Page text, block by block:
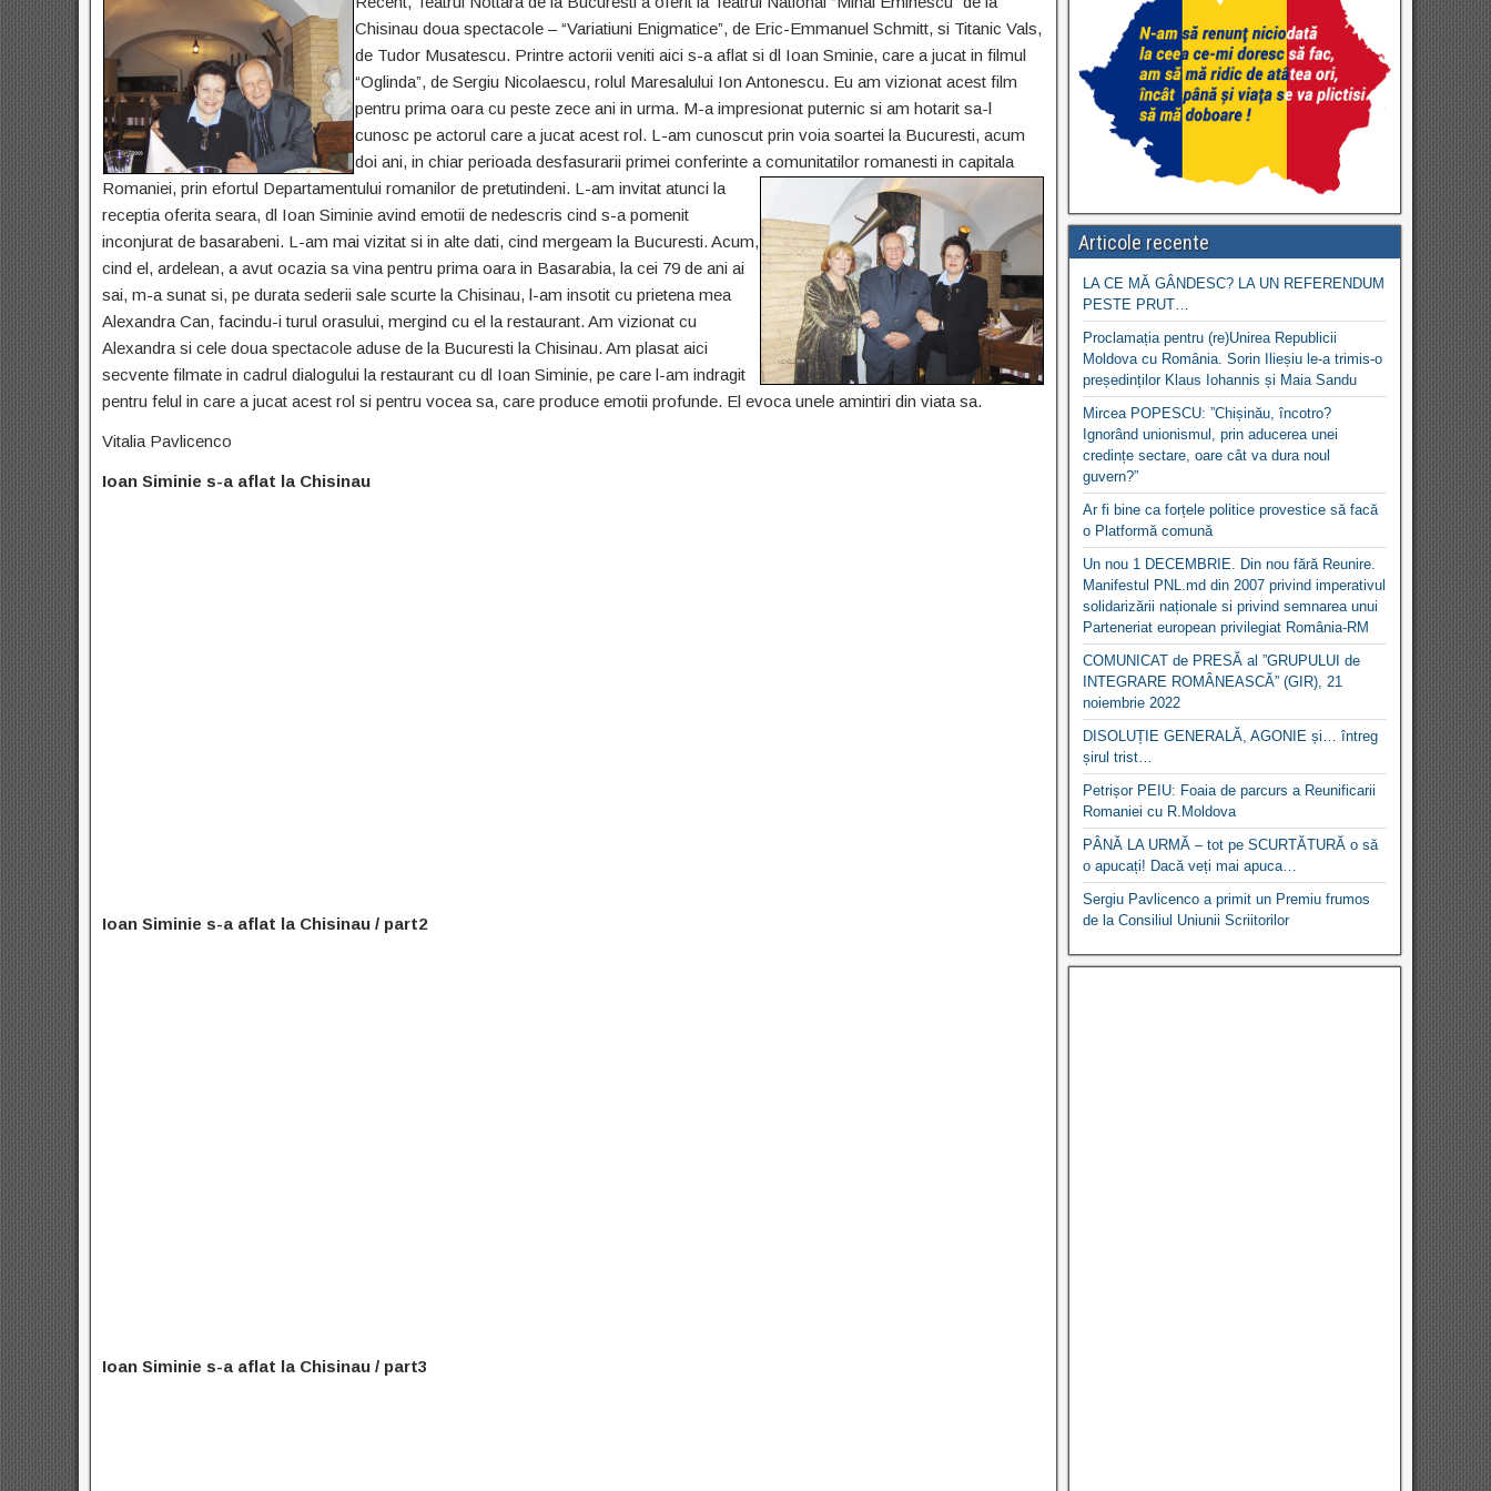
Chisinau doua spectacole – “Variatiuni Enigmatice”, de Eric-Emmanuel Schmitt, si Titanic Vals,
de Tudor Musatescu. Printre actorii veniti aici s-a aflat si dl Ioan Sminie, care a jucat in filmul
“Oglinda”, de Sergiu Nicolaescu, rolul Maresalului Ion Antonescu. Eu am vizionat acest film
pentru prima oara cu peste zece ani in urma. M-a impresionat puternic si am hotarit sa-l
cunosc pe actorul care a jucat acest rol. L-am cunoscut prin voia soartei la Bucuresti, acum
doi ani, in chiar perioada desfasurarii primei conferinte a comunitatilor romanesti in capitala
Romaniei, prin efortul Departamentului romanilor de pretutindeni. L-am invitat atunci la
receptia oferita seara, dl Ioan Siminie avind emotii de nedescris cind s-a pomenit
inconjurat de basarabeni. L-am mai vizitat si in alte dati, cind mergeam la Bucuresti. Acum,
cind el, ardelean, a avut ocazia sa vina pentru prima oara in Basarabia, la cei 79 de ani ai
sai, m-a sunat si, pe durata sederii sale scurte la Chisinau, l-am insotit cu prietena mea
Alexandra Can, facindu-i turul orasului, mergind cu el la restaurant. Am vizionat cu
Alexandra si cele doua spectacole aduse de la Bucuresti la Chisinau. Am plasat aici
secvente filmate in cadrul dialogului la restaurant cu dl Ioan Siminie, pe care l-am indragit
pentru felul in care a jucat acest rol si pentru vocea sa, care produce emotii profunde. El evoca unele amintiri din viata sa.
Vitalia Pavlicenco
Ioan Siminie s-a aflat la Chisinau
Ioan Siminie s-a aflat la Chisinau / part2
Ioan Siminie s-a aflat la Chisinau / part3
Articole recente
LA CE MĂ GÂNDESC? LA UN REFERENDUM
PESTE PRUT…
Proclamația pentru (re)Unirea Republicii
Moldova cu România. Sorin Ilieșiu le-a trimis-o
președinților Klaus Iohannis și Maia Sandu
Mircea POPESCU: ”Chișinău, încotro?
Ignorând unionismul, prin aducerea unei
credințe sectare, oare cât va dura noul
guvern?”
Ar fi bine ca forțele politice provestice să facă
o Platformă comună
Un nou 1 DECEMBRIE. Din nou fără Reunire.
Manifestul PNL.md din 2007 privind imperativul
solidarizării naționale si privind semnarea unui
Parteneriat european privilegiat România-RM
COMUNICAT de PRESĂ al ”GRUPULUI de
INTEGRARE ROMÂNEASCĂ” (GIR), 21
noiembrie 2022
DISOLUȚIE GENERALĂ, AGONIE și… întreg
șirul trist…
Petrișor PEIU: Foaia de parcurs a Reunificarii
Romaniei cu R.Moldova
PÂNĂ LA URMĂ – tot pe SCURTĂTURĂ o să
o apucați! Dacă veți mai apuca…
Sergiu Pavlicenco a primit un Premiu frumos
de la Consiliul Uniunii Scriitorilor